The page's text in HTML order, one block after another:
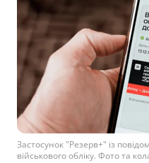
Застосунок "Резерв+" із
військового обліку. Фото та